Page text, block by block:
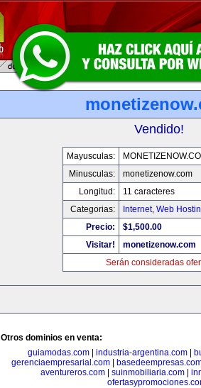
Vendido!
Mayusculas:
Minusculas:
monetizenow.com
Longitud:
11 caracteres
Categorias:
Internet, Web
Precio:
$1,500.00
Visitar!
monetizenow.com
Serán consideradas
Otros dominios en venta:
guiamodas.com| industria-argentina.com|
gerenciaempresarial.com|
aventureros.com| suinmobiliaria.com|